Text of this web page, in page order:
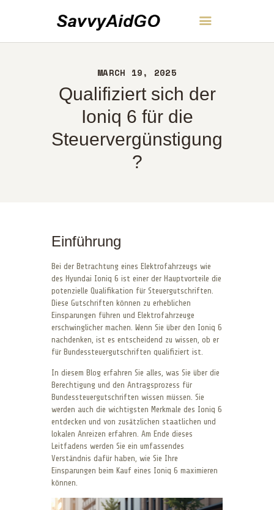
MARCH 19, 2025
Qualifiziert sich der
Ioniq 6 für die
Steuervergünstigung
?
SavvyAidGO
ÜBER UNS
KONTAKT
RICHTLINIEN
DEUTSCH
Einführung
Bei der Betrachtung eines Elektrofahrzeugs wie
des Hyundai Ioniq 6 ist einer der Hauptvorteile die
potenzielle Qualifikation für Steuergutschriften.
Diese Gutschriften können zu erheblichen
Einsparungen führen und Elektrofahrzeuge
erschwinglicher machen. Wenn Sie über den Ioniq 6
nachdenken, ist es entscheidend zu wissen, ob er
für Bundessteuergutschriften qualifiziert ist.
In diesem Blog erfahren Sie alles, was Sie über die
Berechtigung und den Antragsprozess für
Bundessteuergutschriften wissen müssen. Sie
werden auch die wichtigsten Merkmale des Ioniq 6
entdecken und von zusätzlichen staatlichen und
lokalen Anreizen erfahren. Am Ende dieses
Leitfadens werden Sie ein umfassendes
Verständnis dafür haben, wie Sie Ihre
Einsparungen beim Kauf eines Ioniq 6 maximieren
können.